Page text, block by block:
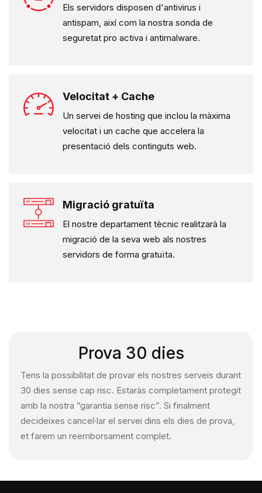
Els servidors disposen d'antivirus i
antispam, així com la nostra sonda de
seguretat pro activa i antimalware.
Velocitat + Cache
Un servei de hosting que inclou la màxima
velocitat i un cache que accelera la
presentació dels continguts web.
Migració gratuïta
El nostre departament tècnic realitzarà la
migració de la seva web als nostres
servidors de forma gratuïta.
Prova 30 dies
Tens la possibilitat de provar els nostres serveis durant
30 dies sense cap risc. Estaràs completament protegit
amb la nostra “garantia sense risc”. Si finalment
decideixes cancel·lar el servei dins els dies de prova,
et farem un reemborsament complet.